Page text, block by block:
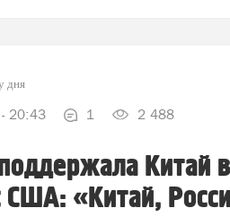
дня
20:43 1 2 488
Китай в
США: «Китай,